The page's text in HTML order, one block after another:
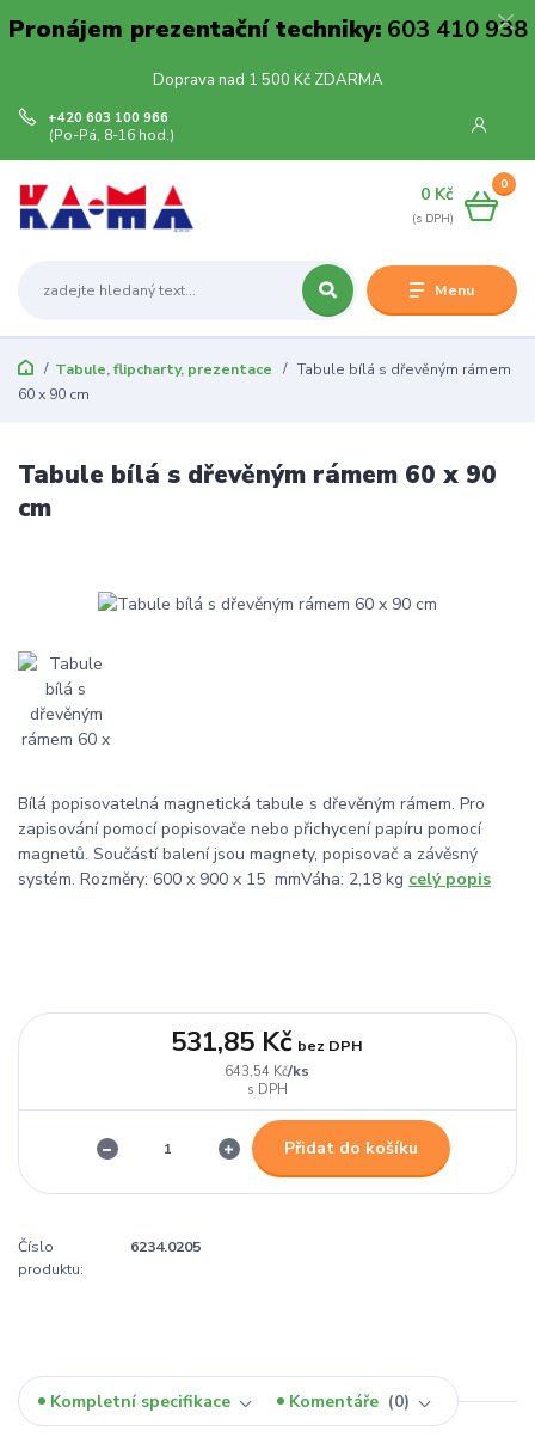
Pronájem prezentační techniky:603 410 938
Doprava nad 1 500 Kč ZDARMA
Menu
+420 603 100 966
(Po-Pá, 8-16 hod.)
0
0 Kč
Tabule, flipcharty, prezentace
Tabule bílá s dřevěným rámem
60 x 90 cm
Tabule bílá s dřevěným rámem 60 x 90
cm
Bílá popisovatelná magnetická tabule s dřevěným rámem. Pro
zapisování pomocí popisovače nebo přichycení papíru pomocí
magnetů. Součástí balení jsou magnety, popisovač a závěsný
systém. Rozměry: 600 x 900 x 15 mmVáha: 2,18 kg celý popis
643,54 Kč/ks
531,85 Kč bez DPH
Přidat do košíku
Číslo
produktu:
6234.0205
Kompletní specifikace Komentáře 0